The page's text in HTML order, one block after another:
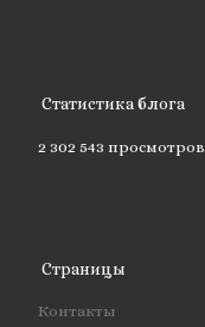
Статистика блога
2 302 543 просмотров
Страницы
Контакты